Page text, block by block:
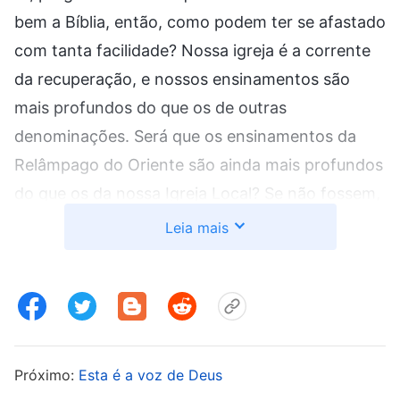
bem a Bíblia, então, como podem ter se afastado
com tanta facilidade? Nossa igreja é a corrente
da recuperação, e nossos ensinamentos são
mais profundos do que os de outras
denominações. Será que os ensinamentos da
Relâmpago do Oriente são ainda mais profundos
do que os da nossa Igreja Local? Se não fossem,
por que todas essas pessoas teriam se afastado
reunião específica deoração, principalmente
Relâmpago do Oriente. Senti que isso não estava
Leia mais
Próximo: Esta é a voz de Deus